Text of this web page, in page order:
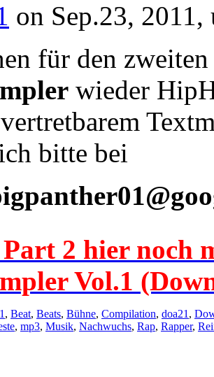
on Sep.23,
für den
wieder
bitte bei
2 hier noch
Vol.1
, Beat, Beats, Bühne, Compilation, doa21,
, mp3, Musik, Nachwuchs, Rap, Rapper,